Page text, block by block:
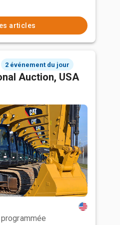
articles
2 événement du jour
Auction, USA